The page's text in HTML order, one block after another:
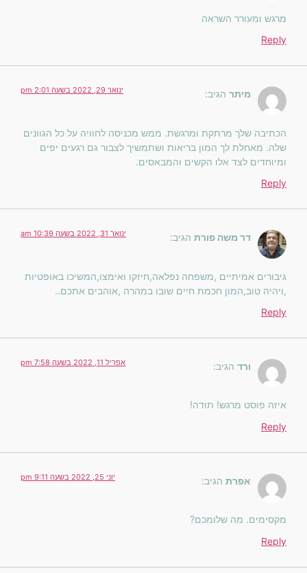
מרגש ומעורר השראה
Reply
מיתר הגיב: ינואר 29, 2022 בשעה 2:01 pm
הכתיבה שלך מרתקת ומרגשת. ממש מכניסה לחוויה על כל הגוונים
שלה. מאחלת לך המון בריאות ושתמשיך לצבור גם רגעים יפים
ומיוחדים לצד אלו הקשים והמבאסים.
Reply
דר משה פורת הגיב: ינואר 31, 2022 בשעה 10:39 am
גיבורים אמיתיים ,משפחה נפלאה,חיזקו ואימצו,המשיכו באופטיות
,ויהיה טוב,המון חכמת חיים שובו במהרה ,אוהבים אתכם..
Reply
ורד הגיב: אפריל 11, 2022 בשעה 7:58 pm
איזה פוסט מרגש! תודה!
Reply
אפרת הגיב: יוני 25, 2022 בשעה 9:11 pm
מקסימים. מה שלומכם?
Reply